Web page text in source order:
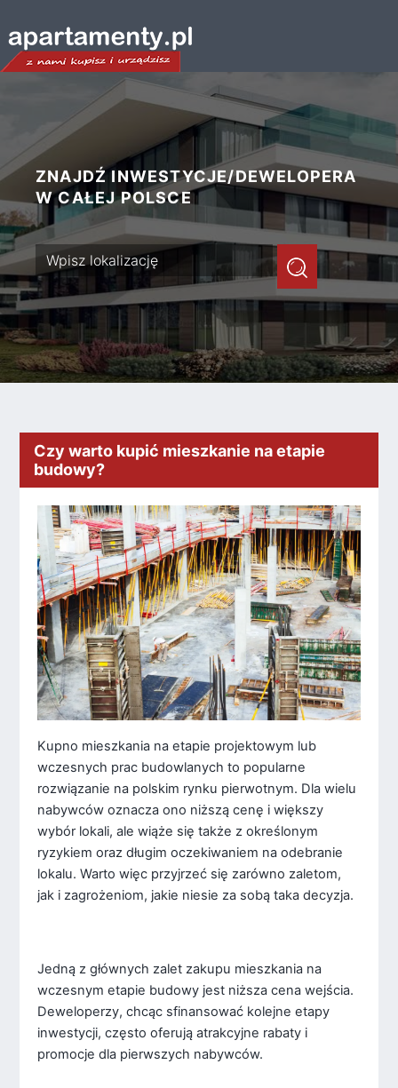
ZNAJDŹ INWESTYCJE/DEWELOPERA
W CAŁEJ POLSCE
Czy warto kupić mieszkanie na etapie
budowy?
Kupno mieszkania na etapie projektowym lub
wczesnych prac budowlanych to popularne
rozwiązanie na polskim rynku pierwotnym. Dla wielu
nabywców oznacza ono niższą cenę i większy
wybór lokali, ale wiąże się także z określonym
ryzykiem oraz długim oczekiwaniem na odebranie
lokalu. Warto więc przyjrzeć się zarówno zaletom,
jak i zagrożeniom, jakie niesie za sobą taka decyzja.
Jedną z głównych zalet zakupu mieszkania na
wczesnym etapie budowy jest niższa cena wejścia.
Deweloperzy, chcąc sfinansować kolejne etapy
inwestycji, często oferują atrakcyjne rabaty i
promocje dla pierwszych nabywców.